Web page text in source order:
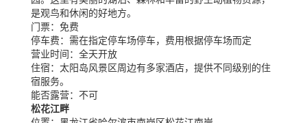
是观鸟和休闲的好地方。
门票： 免费
停车费： 需在指定停车场停车，费用根据停车场而定
营业时间： 全天开放
住宿： 太阳岛风景区周边有多家酒店，提供不同级别的住
宿服务。
能否露营： 不可
松花江畔